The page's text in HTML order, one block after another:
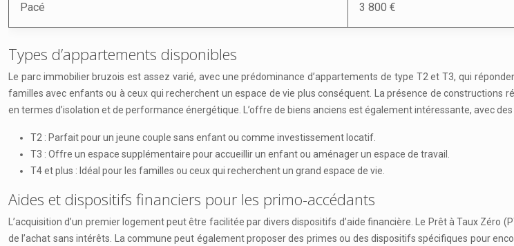
Pacé 3 800 €
Types d’appartements disponibles
Le parc immobilier bruzois est assez varié, avec une prédominance d’appartements de type T2 et T3, qui
familles avec enfants ou à ceux qui recherchent un espace de vie plus conséquent. La présence de
en termes d’isolation et de performance énergétique. L’offre de biens anciens est également intéressante, avec
T2 : Parfait pour un jeune couple sans enfant ou comme investissement locatif.
T3 : Offre un espace supplémentaire pour accueillir un enfant ou aménager un espace de travail.
T4 et plus : Idéal pour les familles ou ceux qui recherchent un grand espace de vie.
Aides et dispositifs financiers pour les primo-accédants
L’acquisition d’un premier logement peut être facilitée par divers dispositifs d’aide financière. Le Prêt à Taux
de l’achat sans intérêts. La commune peut également proposer des primes ou des dispositifs spécifiques pour